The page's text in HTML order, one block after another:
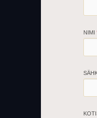
NIMI